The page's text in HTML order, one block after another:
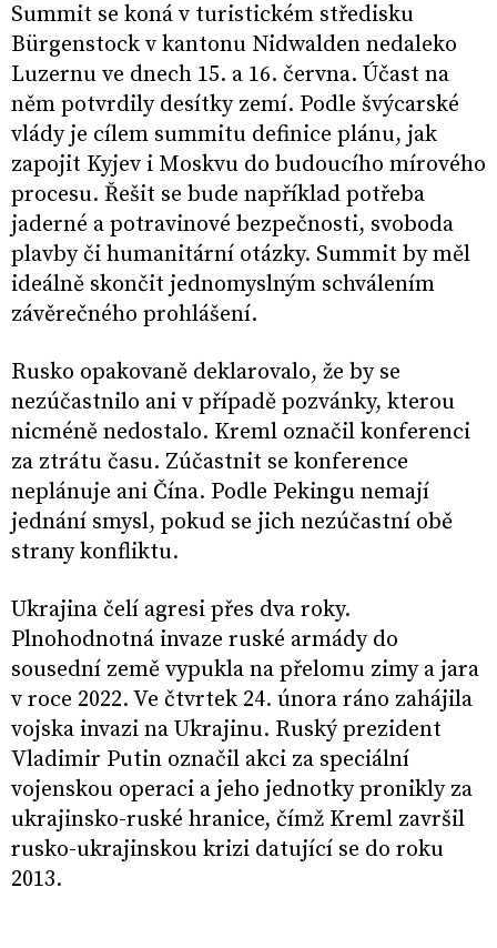
Summit se koná v turistickém středisku
Bürgenstock v kantonu Nidwalden nedaleko
Luzernu ve dnech 15. a 16. června. Účast na
něm potvrdily desítky zemí. Podle švýcarské
vlády je cílem summitu definice plánu, jak
zapojit Kyjev i Moskvu do budoucího mírového
procesu. Řešit se bude například potřeba
jaderné a potravinové bezpečnosti, svoboda
plavby či humanitární otázky. Summit by měl
ideálně skončit jednomyslným schválením
závěrečného prohlášení.
Rusko opakovaně deklarovalo, že by se
nezúčastnilo ani v případě pozvánky, kterou
nicméně nedostalo. Kreml označil konferenci
za ztrátu času. Zúčastnit se konference
neplánuje ani Čína. Podle Pekingu nemají
jednání smysl, pokud se jich nezúčastní obě
strany konfliktu.
Ukrajina čelí agresi přes dva roky.
Plnohodnotná invaze ruské armády do
sousední země vypukla na přelomu zimy a jara
v roce 2022. Ve čtvrtek 24. února ráno zahájila
vojska invazi na Ukrajinu. Ruský prezident
Vladimir Putin označil akci za speciální
vojenskou operaci a jeho jednotky pronikly za
ukrajinsko-ruské hranice, čímž Kreml završil
rusko-ukrajinskou krizi datující se do roku
2013.